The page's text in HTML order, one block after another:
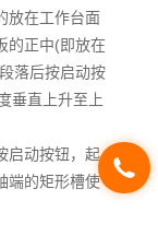
放在工作台面
的正中(即放在
落后按启动按
垂直上升至上
启动按钮，起
端的矩形槽使